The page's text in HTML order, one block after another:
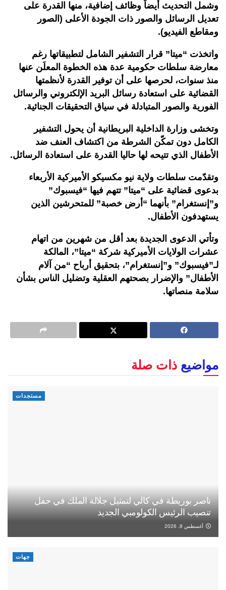
وشمل التحديث أيضاً وظائف إضافية، منها القدرة على
تعديل الرسائل والصور ذات الجودة الأعلى (الصور
ومقاطع الفيديو).
واتخذت “ميتا” قرار التشفير الشامل لتطبيقاتها رغم
معارضة سلطات حكومية عدة هذه الخطوة المعلَن عنها
منذ سنوات، لحرصها على أن توفير القدرة لأنظمتها
القضائية على استعادة رسائل البريد الإلكتروني والرسائل
الفورية والصور المتبادلة في سياق التحقيقات الجنائية.
وتخشى وزارة الداخلية البريطانية أن يحول التشفير
الكامل دون تمكّن الشرطة من اكتشاف العنف ضد
الأطفال الذي تتيحه لها حاليا القدرة على استعادة الرسائل.
وتقدّمت سلطات ولاية نيو مكسيكو الأميركية الأربعاء
بدعوى قضائية على “ميتا” تتهم فيها “فيسبوك”
و”إنستغرام” بأنهما “أرض خصبة” للمتحرشين الذين
يستهدفون الأطفال.
وتأتي الدعوى الجديدة بعد أقل من شهرين من اتهام
عشرات الولايات الأميركية شركة “ميتا”، المالكة
لـ”فيسبوك” و”إنستغرام”، بتحقيق أرباح “من آلام
الأطفال” والإضرار بصحتهم العقلية وتضليل الناس بشأن
سلامة منصاتها.
مواضيع ذات صلة
مستجدات
ناصر بوريطة في كالي لتمثيل جلالة الملك في حفل
تنصيب الرئيس الكولومبي الجديد
أغسطس 8, 2026
جهات